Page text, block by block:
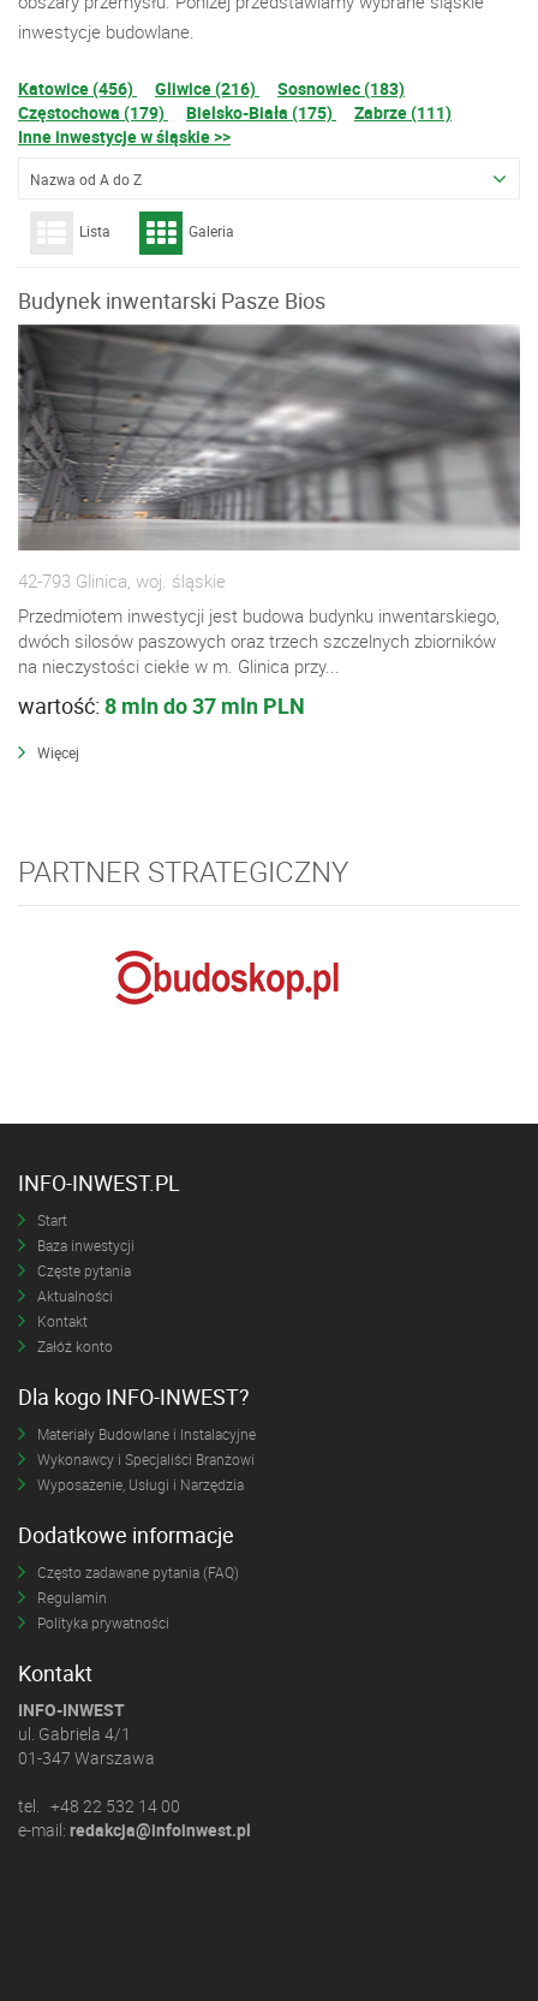
inwestycje budowlane.
Katowice (456) Gliwice (216)
Sosnowiec (183)
Częstochowa (179)
Bielsko-Biała (175)
Zabrze (111)
Inne inwestycje w śląskie >>
Nazwa od A do Z
Lista Galeria
Budynek inwentarski Pasze Bios
42-793 Glinica, woj. śląskie
Przedmiotem inwestycji jest budowa budynku inwentarskiego,
dwóch silosów paszowych oraz trzech szczelnych zbiorników
na nieczystości ciekłe w m. Glinica przy...
wartość: 8 mln do 37 mln PLN
Więcej
PARTNER STRATEGICZNY
INFO-INWEST.PL
Start
Baza inwestycji
Częste pytania
Aktualności
Kontakt
Załóż konto
Dla kogo INFO-INWEST?
Materiały Budowlane i Instalacyjne
Wykonawcy i Specjaliści Branżowi
Wyposażenie, Usługi i Narzędzia
Dodatkowe informacje
Często zadawane pytania (FAQ)
Regulamin
Polityka prywatności
Kontakt
INFO-INWEST
ul. Gabriela 4/1
01-347 Warszawa
tel. +48 22 532 14 00
e-mail: redakcja@infoinwest.pl